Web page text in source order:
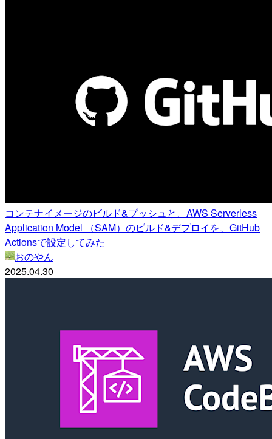
コンテナイメージのビルド&プッシュと、AWS Serverless
Application Model （SAM）のビルド&デプロイを、GitHub
Actionsで設定してみた
おのやん
2025.04.30